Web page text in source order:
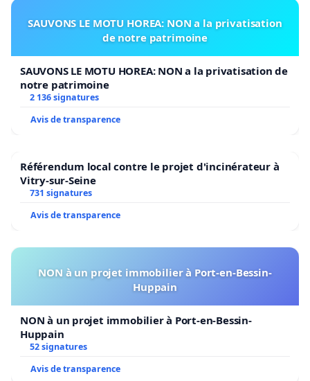
SAUVONS LE MOTU HOREA: NON a la privatisation
de notre patrimoine
SAUVONS LE MOTU HOREA: NON a la privatisation de
notre patrimoine
2 136 signatures
Avis de transparence
Référendum local contre le projet d'incinérateur à
Vitry-sur-Seine
731 signatures
Avis de transparence
NON à un projet immobilier à Port-en-Bessin-
Huppain
NON à un projet immobilier à Port-en-Bessin-
Huppain
52 signatures
Avis de transparence